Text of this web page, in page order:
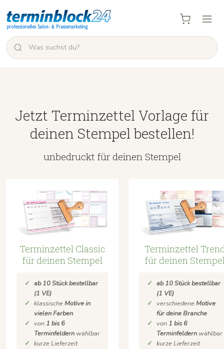
Jetzt Terminzettel Vorlage für
deinen Stempel bestellen!
unbedruckt für deinen Stempel
Terminzettel Classic
für deinen Stempel
ab 10 Stück bestellbar
(1 VE)
klassischeMotive in
vielen Farben
von 1 bis 6
Terminfeldern wählbar
kurze Lieferzeit
Terminzettel
für deinen
ab 10 Stück bestellbar
(1 VE)
verschiedeneMotive
für deine Branche
von 1 bis 6
Terminfeldern wählbar
kurze Lieferzeit